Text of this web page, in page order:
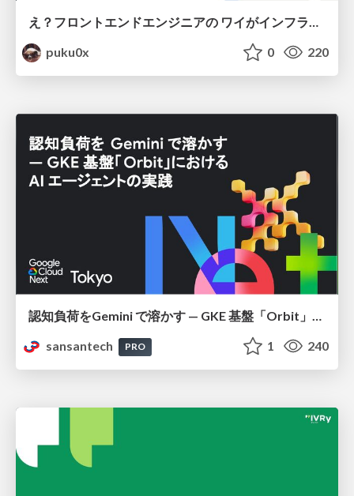
え？フロントエンドエンジニアの ワイがインフラも！？
puku0x
0 220
認知負荷をGemini で溶かす — GKE 基盤「Orbit」における AI エージェントの実践
sansantech
PRO 1 240